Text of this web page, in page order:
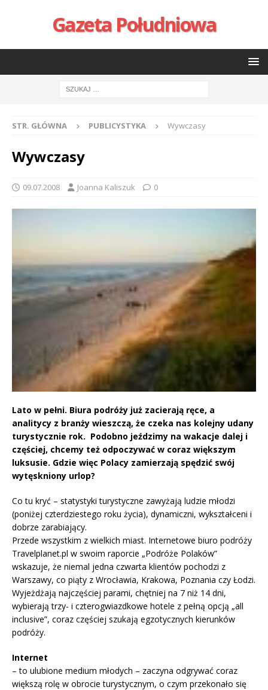
Gazeta Południowa
STR. GŁÓWNA PUBLICYSTYKA Wywczasy
Wywczasy
09.07.2008 Joanna Kaliszuk 0
Lato w pełni. Biura podróży już zacierają ręce, a
analitycy z branży wieszczą, że czeka nas kolejny udany
turystycznie rok. Podobno jeździmy na wakacje dalej i
częściej, chcemy też odpoczywać w coraz większym
luksusie. Gdzie więc Polacy zamierzają spędzić swój
wytęskniony urlop?
Co tu kryć – statystyki turystyczne zawyżają ludzie młodzi
(poniżej czterdziestego roku życia), dynamiczni, wykształceni i
dobrze zarabiający.
Przede wszystkim z wielkich miast. Internetowe biuro podróży
Travelplanet.pl w swoim raporcie „Podróże Polaków”
wskazuje, że niemal jedna czwarta klientów pochodzi z
Warszawy, co piąty z Wrocławia, Krakowa, Poznania czy Łodzi.
Wyjeżdżają najczęściej parami, chętniej na 7 niż 14 dni,
wybierają trzy- i czterogwiazdkowe hotele z pełną opcją „all
inclusive”, coraz częściej szukają egzotycznych kierunków
podróży.
Internet
– to ulubione medium młodych – zaczyna odgrywać coraz
większą rolę w obrocie turystycznym, o czym przekonało się